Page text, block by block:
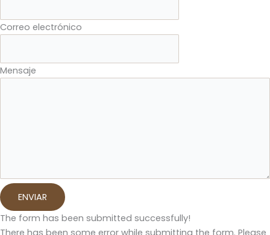
Correo electrónico
Mensaje
ENVIAR
The form has been submitted successfully!